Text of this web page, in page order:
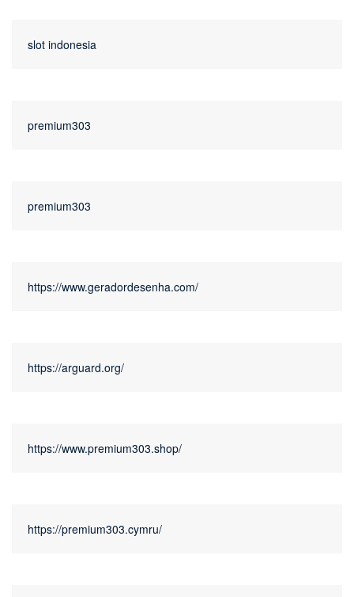
slot indonesia
premium303
premium303
https://www.geradordesenha.com/
https://arguard.org/
https://www.premium303.shop/
https://premium303.cymru/